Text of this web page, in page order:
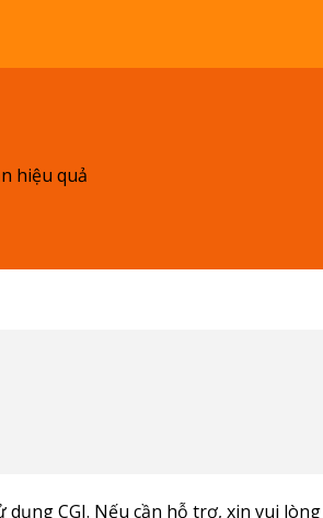
hiệu quả
CGI. Nếu cần hỗ trợ, xin vui